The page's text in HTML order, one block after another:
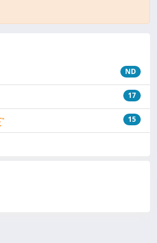
ND
17
15